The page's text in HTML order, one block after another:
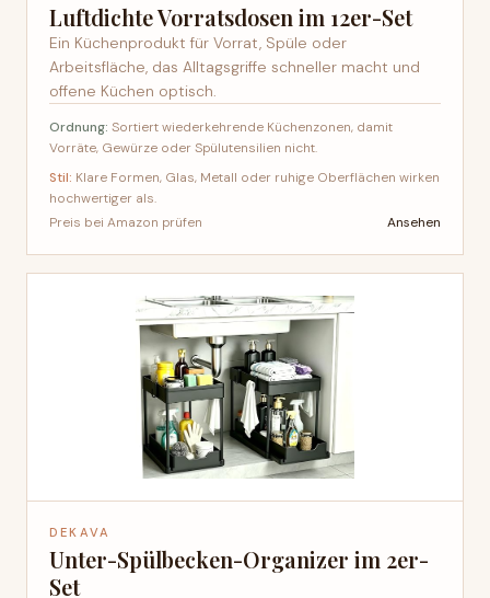
Luftdichte Vorratsdosen im 12er-Set
Ein Küchenprodukt für Vorrat, Spüle oder
Arbeitsfläche, das Alltagsgriffe schneller macht und
offene Küchen optisch.
Ordnung: Sortiert wiederkehrende Küchenzonen, damit
Vorräte, Gewürze oder Spülutensilien nicht.
Stil: Klare Formen, Glas, Metall oder ruhige Oberflächen wirken
hochwertiger als.
Preis bei Amazon prüfen
Ansehen
DEKAVA
Unter-Spülbecken-Organizer im 2er-
Set